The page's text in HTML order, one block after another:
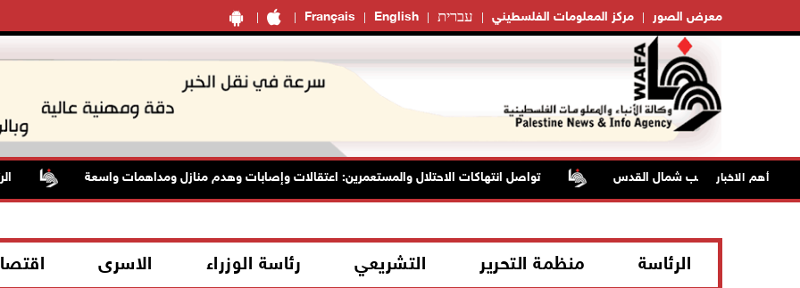
Français English עברית مركز المعلومات الفلسطيني معرض الصور
أهم الاخبار تواصل انتهاكات الاحتلال والمستعمرين: اعتقالات وإصابات وهدم منازل ومداهمات واسعة
الرئاسة منظمة التحرير التشريعي رئاسة الوزراء الاسرى